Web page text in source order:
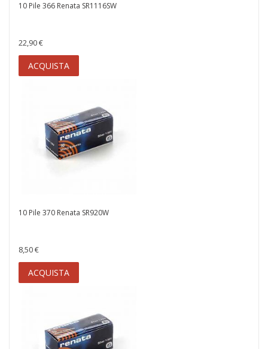
10 Pile 366 Renata SR1116SW
22,90 €
ACQUISTA
10 Pile 370 Renata SR920W
8,50 €
ACQUISTA